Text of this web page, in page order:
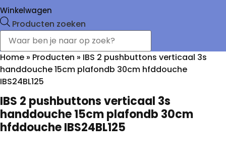
Winkelwagen
Producten zoeken
Home » Producten » IBS 2 pushbuttons verticaal 3s
handdouche 15cm plafondb 30cm hfddouche
IBS24BL125
IBS 2 pushbuttons verticaal 3s
handdouche 15cm plafondb 30cm
hfddouche IBS24BL125